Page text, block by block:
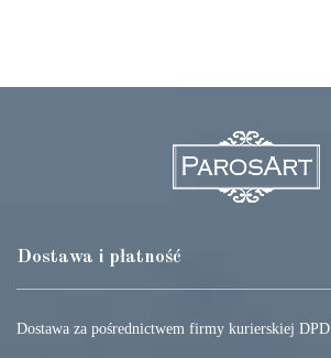
Dostawa i płatność
Dostawa za pośrednictwem firmy kurierskiej DPD